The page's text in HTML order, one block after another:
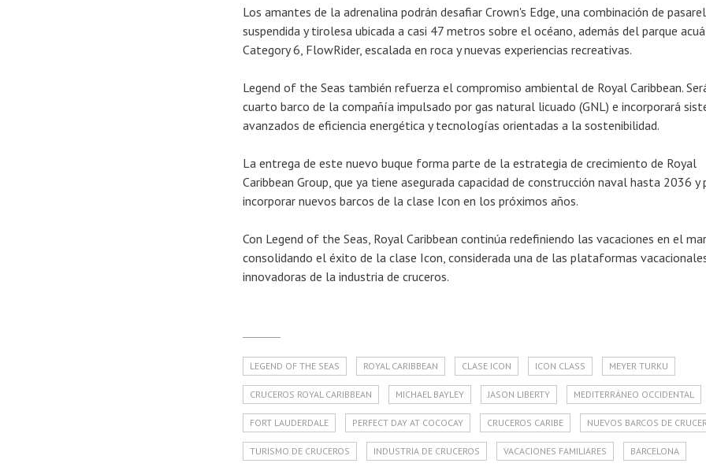
Los amantes de la adrenalina podrán desafiar Crown's Edge, una combinación de
suspendida y tirolesa ubicada a casi 47 metros sobre el océano, además del parque
Category 6, FlowRider, escalada en roca y nuevas experiencias recreativas.
Legend of the Seas también refuerza el compromiso ambiental de Royal Caribbean.
cuarto barco de la compañía impulsado por gas natural licuado (GNL) e incorporará
avanzados de eficiencia energética y tecnologías orientadas a la sostenibilidad.
La entrega de este nuevo buque forma parte de la estrategia de crecimiento de Royal
Caribbean Group, que ya tiene asegurada capacidad de construcción naval hasta 2036 y
incorporar nuevos barcos de la clase Icon en los próximos años.
Con Legend of the Seas, Royal Caribbean continúa redefiniendo las vacaciones en el
consolidando el éxito de la clase Icon, considerada una de las plataformas
innovadoras de la industria de cruceros.
LEGEND OF THE SEAS ROYAL CARIBBEAN CLASE ICON ICON CLASS MEYER TURKU
CRUCEROS ROYAL CARIBBEAN MICHAEL BAYLEY JASON LIBERTY MEDITERRÁNEO OCCIDENTAL
FORT LAUDERDALE PERFECT DAY AT COCOCAY CRUCEROS CARIBE NUEVOS BARCOS DE
TURISMO DE CRUCEROS INDUSTRIA DE CRUCEROS VACACIONES FAMILIARES BARCELONA